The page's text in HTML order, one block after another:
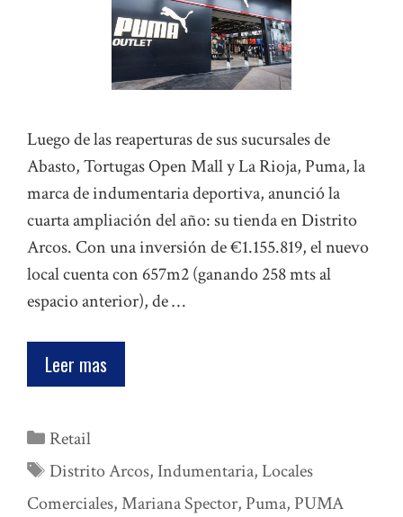
Luego de las reaperturas de sus sucursales de
Abasto, Tortugas Open Mall y La Rioja, Puma, la
marca de indumentaria deportiva, anunció la
cuarta ampliación del año: su tienda en Distrito
Arcos. Con una inversión de €1.155.819, el nuevo
local cuenta con 657m2 (ganando 258 mts al
espacio anterior), de …
Leer mas
Categorías
Retail
Etiquetas
Distrito Arcos, Indumentaria,Locales
Comerciales,Mariana Spector, Puma, PUMA